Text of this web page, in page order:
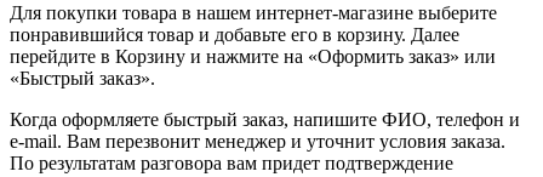
Для покупки товара в нашем интернет-магазине выберите
понравившийся товар и добавьте его в корзину. Далее
перейдите в Корзину и нажмите на «Оформить заказ» или
«Быстрый заказ».
Когда оформляете быстрый заказ, напишите ФИО, телефон и
e-mail. Вам перезвонит менеджер и уточнит условия заказа.
По результатам разговора вам придет подтверждение